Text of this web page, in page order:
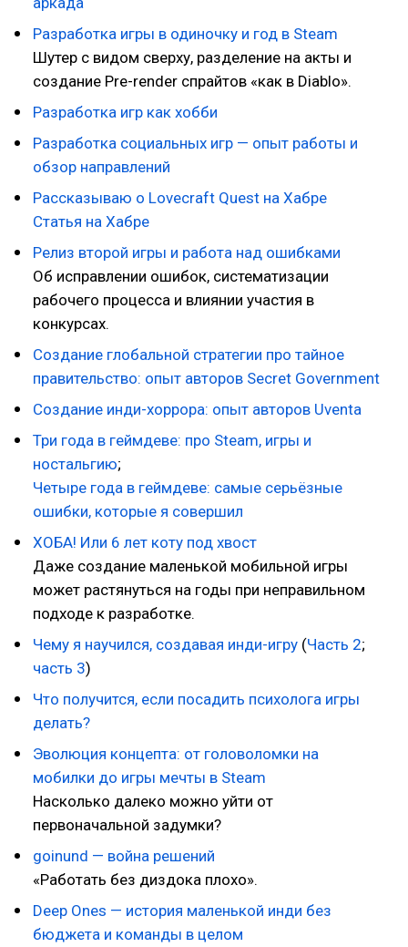
Разработка игры в одиночку и год в Steam
Шутер с видом сверху, разделение на акты и
создание Pre-render спрайтов «как в Diablo».
Разработка игр как хобби
Разработка социальных игр — опыт работы и
обзор направлений
Рассказываю о Lovecraft Quest на Хабре
Статья на Хабре
Релиз второй игры и работа над ошибками
Об исправлении ошибок, систематизации
рабочего процесса и влиянии участия в
конкурсах.
Создание глобальной стратегии про тайное
правительство: опыт авторов Secret Government
Создание инди-хоррора: опыт авторов Uventa
Три года в геймдеве: про Steam, игры и
ностальгию;
Четыре года в геймдеве: самые серьёзные
ошибки, которые я совершил
ХОБА! Или 6 лет коту под хвост
Даже создание маленькой мобильной игры
может растянуться на годы при неправильном
подходе к разработке.
Чему я научился, создавая инди-игру (Часть 2;
часть 3)
Что получится, если посадить психолога игры
делать?
Эволюция концепта: от головоломки на
мобилки до игры мечты в Steam
Насколько далеко можно уйти от
первоначальной задумки?
goinund — война решений
«Работать без диздока плохо».
Deep Ones — история маленькой инди без
бюджета и команды в целом